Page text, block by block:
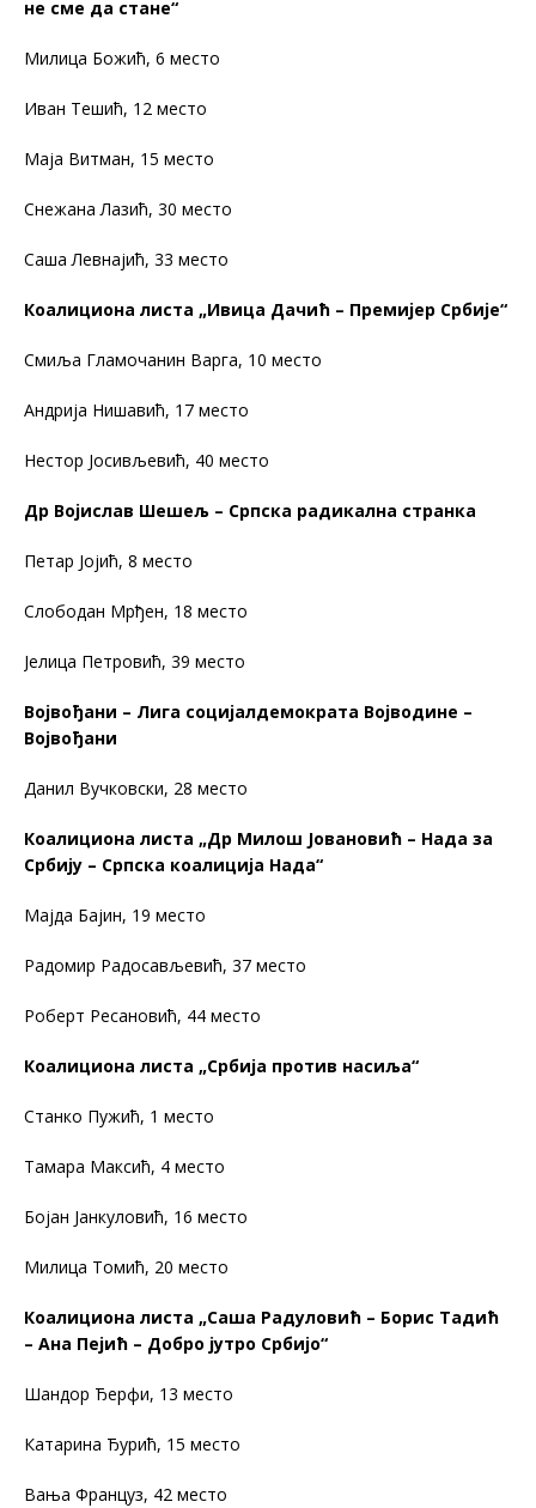
не сме да стане“
Милица Божић, 6 место
Иван Тешић, 12 место
Маја Витман, 15 место
Снежана Лазић, 30 место
Саша Левнајић, 33 место
Коалициона листа „Ивица Дачић – Премијер Србије“
Смиља Гламочанин Варга, 10 место
Андрија Нишавић, 17 место
Нестор Јосивљевић, 40 место
Др Војислав Шешељ – Српска радикална странка
Петар Јојић, 8 место
Слободан Мрђен, 18 место
Јелица Петровић, 39 место
Војвођани – Лига социјалдемократа Војводине –
Војвођани
Данил Вучковски, 28 место
Коалициона листа „Др Милош Јовановић – Нада за
Србију – Српска коалиција Нада“
Мајда Бајин, 19 место
Радомир Радосављевић, 37 место
Роберт Ресановић, 44 место
Коалициона листа „Србија против насиља“
Станко Пужић, 1 место
Тамара Максић, 4 место
Бојан Јанкуловић, 16 место
Милица Томић, 20 место
Коалициона листа „Саша Радуловић – Борис Тадић
– Ана Пејић – Добро јутро Србијо“
Шандор Ђерфи, 13 место
Катарина Ђурић, 15 место
Вања Француз, 42 место